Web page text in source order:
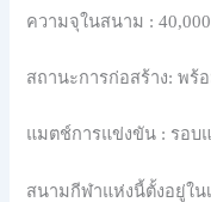
ความจุในสนาม :
สถานะการก่อสร้าง: พร้
แมตช์การแข่งขัน : รอบ
สนามกีฬาแห่งนี้ตั้งอยู่ใน